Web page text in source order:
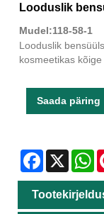
Looduslik
Mudel:118-58-1
Looduslik
kosmeetikas
Saada päring
Facebook
X